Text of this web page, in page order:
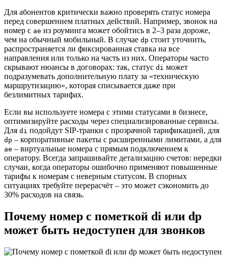
Для абонентов критически важно проверять статус номера
перед совершением платных действий. Например, звонок на
номер с ae из роуминга может обойтись в 2–3 раза дороже,
чем на обычный мобильный. В случае dp стоит уточнить,
распространяется ли фиксированная ставка на все
направления или только на часть из них. Операторы часто
скрывают нюансы в договорах: так, статус di может
подразумевать дополнительную плату за «техническую
маршрутизацию», которая списывается даже при
безлимитных тарифах.
Если вы используете номера с этими статусами в бизнесе,
оптимизируйте расходы через специализированные сервисы.
Для di подойдут SIP-транки с прозрачной тарификацией, для
dp – корпоративные пакеты с расширенными лимитами, а для
ae – виртуальные номера с прямым подключением к
оператору. Всегда запрашивайте детализацию счетов: нередки
случаи, когда операторы ошибочно применяют повышенные
тарифы к номерам с неверным статусом. В спорных
ситуациях требуйте перерасчёт – это может сэкономить до
30% расходов на связь.
Почему номер с пометкой di или dp
может быть недоступен для звонков